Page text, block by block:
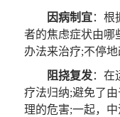
因病制宜：根
者的焦虑症状由哪
办法来治疗;不停地
阻挠复发：在
疗法归纳;避免了
理的危害;一起，